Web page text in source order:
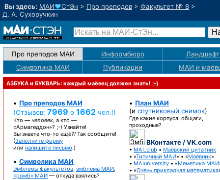
Вы здесь: МАИ♥СтЭн > Про преподов > Факультет № 8 >
Д. А. Сухоручкин
Про преподов МАИ Информбюро
Ландшафт
Символика МАИ
Публикации МАИ и
АЗБУКА и БУКВАРЬ: каждый маёвец должен знать! ;-)
• Про преподов МАИ
(Отзывов: 7969 о 1662 чел.!)
Кто — человек, а кто —
«Армагеддон»? ;-) Узнайте!
Вы знаете что-то ещё?! Так сообщите!
(Заполните форму
или напишите письмо.)
• Символика МАИ
Эмблемы факультетов, эмблема МАИ,
«ромб» МАИ — откуда взялись?
• План МАИ
(и спутниковый снимок)
Где какие корпуса, общаги,
проходные?
ВКонтакте / VK.com
• MAI_club • Маёвский цитатник
• «Типичный МАИ» • «Маёвник»
• MAIuniversity • «Меметика МАИ
• «Очень прикладная математика